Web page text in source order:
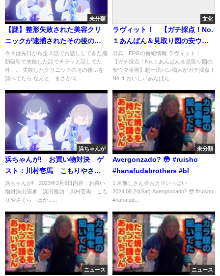
未分類
【謎】整形失敗された美容クリ
ニックが逮捕されたその後の闇
が深すぎてもはや都市伝説
今回は先日から全３話でお話ししてきた脂
肪吸引で失敗した話でチラッと話してた
件。。 失敗したクリニックのその後…を
調べてたら なんと…まさか同...
文化
ラヴィット！ 【ガチ採点！No.
１あんぱん＆見取り図の安ウマ
企画】[字]…の番組内容解析まと
め
出典：EPGの番組情報 ラヴィット！
【ガチ採点！No.１あんぱん＆見取り図の
安ウマ企画】超一流パン職人がガチ採点！
No.１おいしいあんぱん...
浜ちゃんが
浜ちゃんが! お買い物対決 ゲ
スト：川村壱馬 こもりやさく
ら 2月8日
浜ちゃんが! 2023年2月8日内容：お買い
物対決出演者：浜田雅功 川村壱馬 こも
りやさくら ほか......
未分類
Avergonzado? 😳 #ruisho
#hanafudabrothers #bl
1:名無しさん＠おカマいっぱい
2024.08.24(Sat) Avergonzado? 😳 #ruisho
#hanafud...
ニュース ニュース